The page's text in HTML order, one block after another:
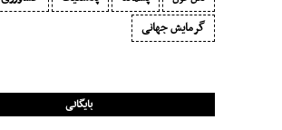
گرمایش جهانی
بایگانی